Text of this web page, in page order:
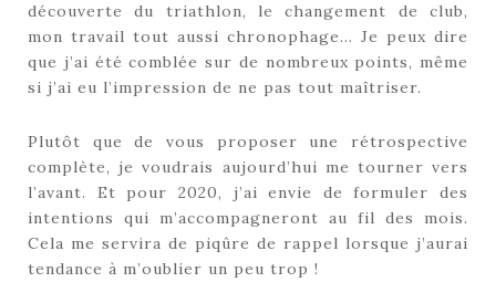
découverte du triathlon, le changement de club,
mon travail tout aussi chronophage… Je peux dire
que j’ai été comblée sur de nombreux points, même
si j’ai eu l’impression de ne pas tout maîtriser.
Plutôt que de vous proposer une rétrospective
complète, je voudrais aujourd’hui me tourner vers
l’avant. Et pour 2020, j’ai envie de formuler des
intentions qui m’accompagneront au fil des mois.
Cela me servira de piqûre de rappel lorsque j’aurai
tendance à m’oublier un peu trop !